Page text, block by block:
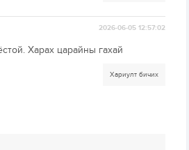
2026-06-05 12:57:02
Харах царайны гахай
Хариулт бичих